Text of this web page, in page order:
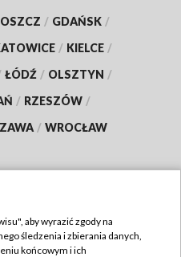
/ GDAŃSK /
/ KIELCE /
ŁÓDŹ / OLSZTYN /
/ RZESZÓW /
/ WROCŁAW
aby wyrazić zgody na
śledzenia i zbierania danych,
końcowym i ich